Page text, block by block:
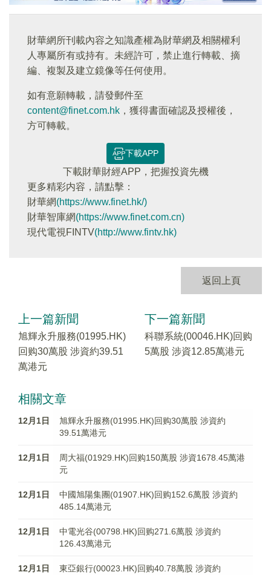
財華網所刊載內容之知識產權為財華網及相關權利
人專屬所有或持有。未經許可，禁止進行轉載、摘
編、複製及建立鏡像等任何使用。
如有意願轉載，請發郵件至
content@finet.com.hk ，獲得書面確認及授權後，
方可轉載。
下載APP
下載財華財經APP，把握投資先機
更多精彩内容，請點擊：
財華網(https://www.finet.hk/)
財華智庫網(https://www.finet.com.cn)
現代電視FINTV(http://www.fintv.hk)
返回上頁
上一篇新聞
旭輝永升服務(01995.HK)
回购30萬股 涉資約39.51
萬港元
下一篇新聞
科聯系統(00046.HK)回购
5萬股 涉資12.85萬港元
相關文章
12月1日
旭輝永升服務(01995.HK)回购30萬股 涉資約
39.51萬港元
12月1日
周大福(01929.HK)回购150萬股 涉資1678.45萬港
元
12月1日
中國旭陽集團(01907.HK)回购152.6萬股 涉資約
485.14萬港元
12月1日
中電光谷(00798.HK)回购271.6萬股 涉資約
126.43萬港元
12月1日
東亞銀行(00023.HK)回购40.78萬股 涉資約